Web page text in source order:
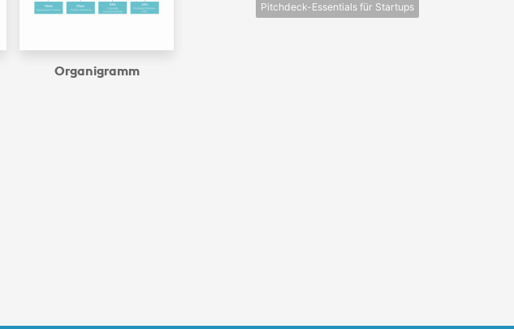
Organigramm
Pitchdeck-Essentials für Startups